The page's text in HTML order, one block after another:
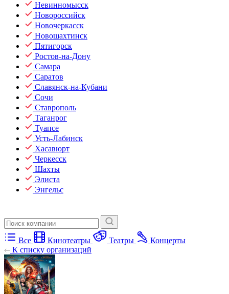
Невинномысск
Новороссийск
Новочеркасск
Новошахтинск
Пятигорск
Ростов-на-Дону
Самара
Саратов
Славянск-на-Кубани
Сочи
Ставрополь
Таганрог
Туапсе
Усть-Лабинск
Хасавюрт
Черкесск
Шахты
Элиста
Энгельс
Все Кинотеатры Театры
Концерты
К списку организаций